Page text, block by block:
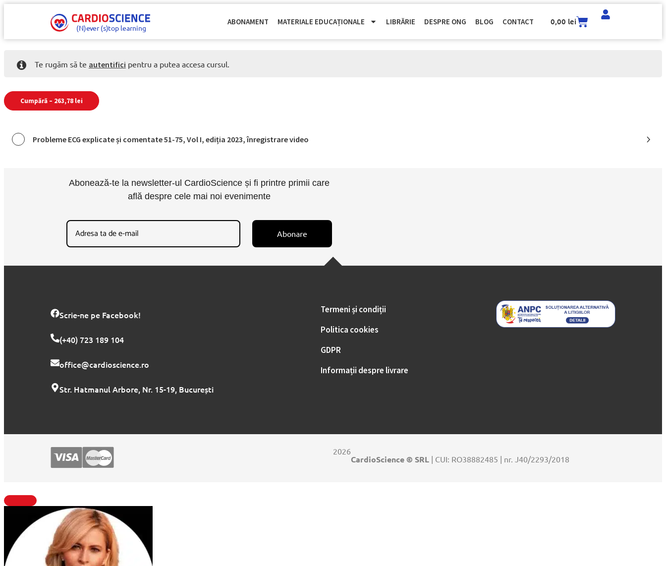
(N)ever (s)top learning
ABONAMENT MATERIALE EDUCAȚIONALE LIBRĂRIE DESPRE ONG BLOG CONTACT 0,00 lei
Te rugăm să te autentifici pentru a putea accesa cursul.
Cumpără – 263,78 lei
Probleme ECG explicate și comentate 51-75, Vol I, ediția 2023, înregistrare video
Abonează-te la newsletter-ul CardioScience și fi printre primii care
află despre cele mai noi evenimente
Abonare
Scrie-ne pe Facebook!
(+40) 723 189 104
office@cardioscience.ro
Str. Hatmanul Arbore, Nr. 15-19, București
Termeni și condiții
Politica cookies
GDPR
Informații despre livrare
2026
CardioScience © SRL | CUI: RO38882485 | nr. J40/2293/2018